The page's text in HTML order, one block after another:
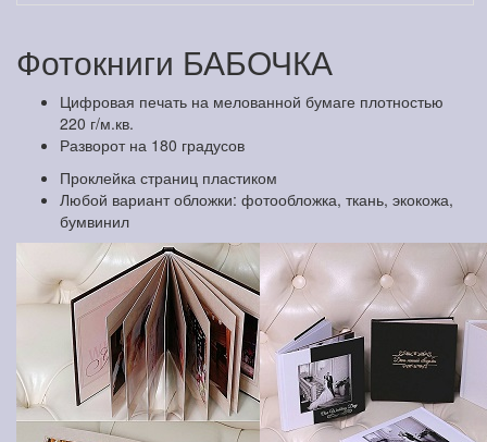
Фотокниги БАБОЧКА
Цифровая печать на мелованной бумаге плотностью
220 г/м.кв.
Разворот на 180 градусов
Проклейка страниц пластиком
Любой вариант обложки: фотообложка, ткань, экокожа,
бумвинил